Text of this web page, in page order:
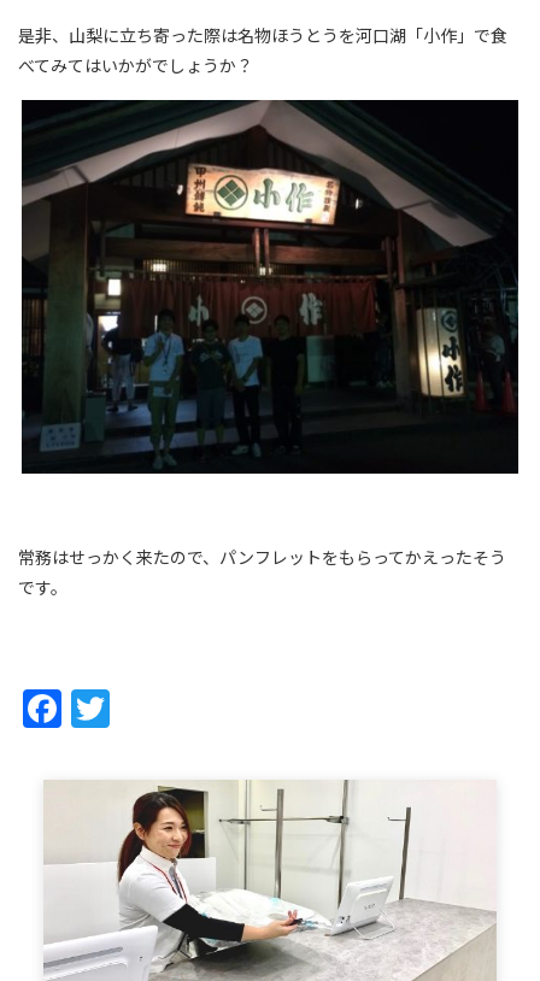
是非、山梨に立ち寄った際は名物ほうとうを河口湖「小作」で食
べてみてはいかがでしょうか？
常務はせっかく来たので、パンフレットをもらってかえったそう
です。
Facebook